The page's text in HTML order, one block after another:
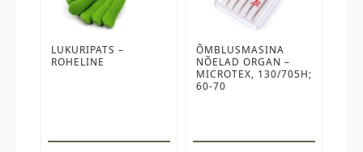
LUKURIPATS –
ROHELINE
ÕMBLUSMASINA
NÕELAD ORGAN –
MICROTEX, 130/705H;
60-70